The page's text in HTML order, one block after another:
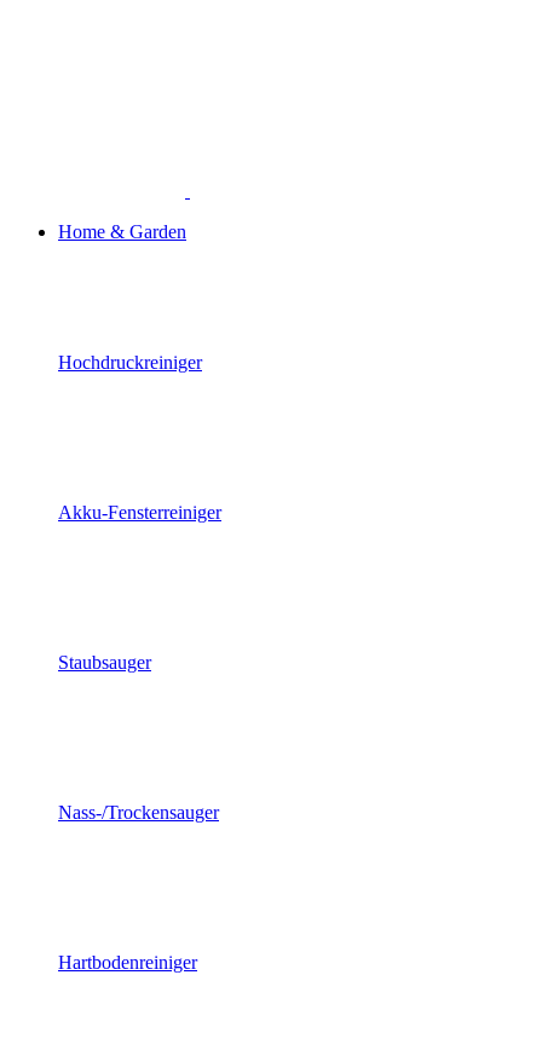
Home & Garden
Hochdruckreiniger
Akku-Fensterreiniger
Staubsauger
Nass-/Trockensauger
Hartbodenreiniger